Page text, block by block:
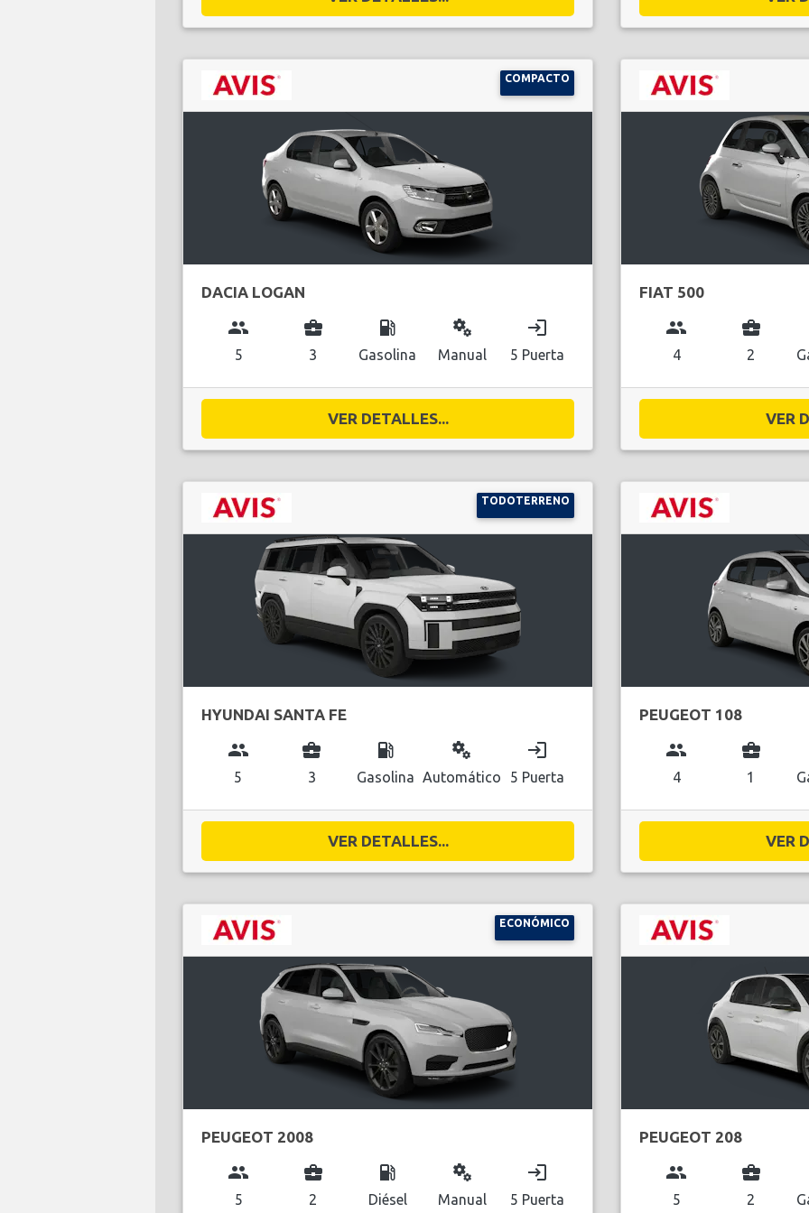
COMPACTO
DACIA LOGAN
group
5
business_center
3
local_gas_station
Gasolina
miscellaneous_services
Manual
login
5 Puerta
VER DETALLES...
FIAT 500
group
4
business_center
2
VER
TODOTERRENO
HYUNDAI SANTA FE
group
5
business_center
3
local_gas_station
Gasolina
miscellaneous_services
Automático
login
5 Puerta
VER DETALLES...
PEUGEOT 108
group
4
business_center
1
VER
ECONÓMICO
PEUGEOT 2008
group
5
business_center
2
local_gas_station
Diésel
miscellaneous_services
Manual
login
5 Puerta
PEUGEOT 208
group
5
business_center
2